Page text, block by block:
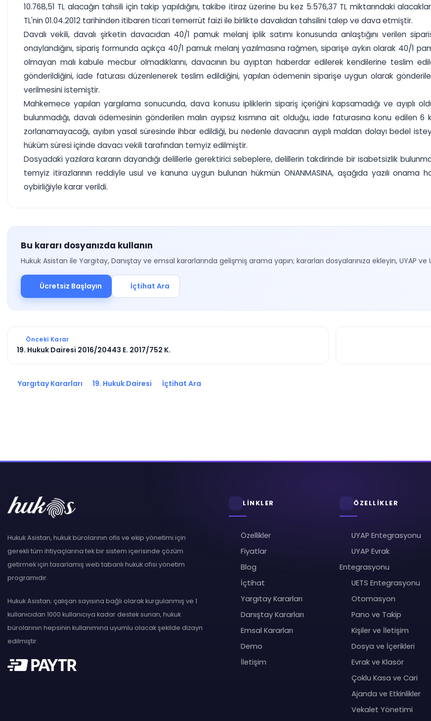
10.768,51 TL alacağın tahsili için takip yapıldığını, takibe itiraz üzerine bu kez 5.576,37 TL miktarındaki
TL'nin 01.04.2012 tarihinden itibaren ticari temerrüt faizi ile birlikte davalıdan tahsilini talep ve dava etmiştir.
Davalı vekili, davalı şirketin davacıdan 40/1 pamuk melanj iplik satımı konusunda anlaştığını verilen
onaylandığını, sipariş formunda açıkça 40/1 pamuk melanj yazılmasına rağmen, siparişe aykırı olarak 40/1
olmayan malı kabule mecbur olmadıklarını, davacının bu ayıptan haberdar edilerek kendilerine teslim
gönderildiğini, iade faturası düzenlenerek teslim edildiğini, yapılan ödemenin siparişe uygun olarak
verilmesini istemiştir.
Mahkemece yapılan yargılama sonucunda, dava konusu ipliklerin sipariş içeriğini kapsamadığı ve ayıplı
bulunmadığı, davalı ödemesinin gönderilen malın ayıpsız kısmına ait olduğu, iade faturasına konu edilen
zorlanamayacağı, ayıbın yasal süresinde ihbar edildiği, bu nedenle davacının ayıplı maldan dolayı bedel
hüküm süresi içinde davacı vekili tarafından temyiz edilmiştir.
Dosyadaki yazılara kararın dayandığı delillerle gerektirici sebeplere, delillerin takdirinde bir isabetsizlik
temyiz itirazlarının reddiyle usul ve kanuna uygun bulunan hükmün ONANMASINA, aşağıda yazılı onama
oybirliğiyle karar verildi.
Bu kararı dosyanızda kullanın
Hukuk Asistan ile Yargıtay, Danıştay ve emsal kararlarında gelişmiş arama yapın; kararları dosyalarınıza ekleyin, UYAP
Ücretsiz Başlayın İçtihat Ara
Önceki Karar
19. Hukuk Dairesi 2016/20443 E. 2017/752 K.
Yargıtay Kararları 19. Hukuk Dairesi İçtihat Ara
Hukuk Asistan, hukuk bürolarının ofis ve ekip yönetimi için
gerekli tüm ihtiyaçlarına tek bir sistem içerisinde çözüm
getirmek için tasarlamış web tabanlı hukuk ofisi yönetim
programıdır.
Hukuk Asistan; çalışan sayısına bağlı olarak kurgulanmış ve 1
kullanıcıdan 1000 kullanıcıya kadar destek sunan, hukuk
bürolarının hepsinin kullanımına uyumlu olacak şekilde dizayn
edilmiştir.
LİNKLER
Özellikler
Fiyatlar
Blog
İçtihat
Yargıtay Kararları
Danıştay Kararları
Emsal Kararları
Demo
İletişim
ÖZELLİKLER
UYAP Entegrasyonu
UYAP Evrak
Entegrasyonu
UETS Entegrasyonu
Otomasyon
Pano ve Takip
Kişiler ve İletişim
Dosya ve İçerikleri
Evrak ve Klasör
Çoklu Kasa ve Cari
Ajanda ve Etkinlikler
Vekalet Yönetimi